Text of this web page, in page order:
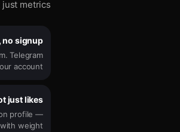
metrics.
no signup
Telegram
account.
just likes
profile —
weight.